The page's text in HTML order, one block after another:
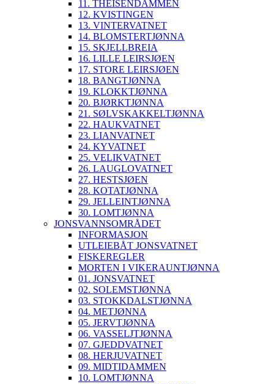
11. THEISENDAMMEN
12. KVISTINGEN
13. VINTERVATNET
14. BLOMSTERTJØNNA
15. SKJELLBREIA
16. LILLE LEIRSJØEN
17. STORE LEIRSJØEN
18. BANGTJØNNA
19. KLOKKTJØNNA
20. BJØRKTJØNNA
21. SØLVSKAKKELTJØNNA
22. HAUKVATNET
23. LIANVATNET
24. KYVATNET
25. VELIKVATNET
26. LAUGLOVATNET
27. HESTSJØEN
28. KOTATJØNNA
29. JELLEINTJØNNA
30. LOMTJØNNA
JONSVANNSOMRÅDET
INFORMASJON
UTLEIEBÅT JONSVATNET
FISKEREGLER
MORTEN I VIKERAUNTJØNNA
01. JONSVATNET
02. SOLEMSTJØNNA
03. STOKKDALSTJØNNA
04. METJØNNA
05. JERVTJØNNA
06. VASSELJTJØNNA
07. GJEDDVATNET
08. HERJUVATNET
09. MIDTIDAMMEN
10. LOMTJØNNA